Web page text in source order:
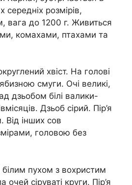
середніх розмірів,
вага до 1200 г. Живиться
комахами, птахами та
хвіст. На голові
смуги. Очі великі,
дзьобом білі валики-
Дзьоб сірий. Пір’я
Від інших сов
головою без
білим пухом з вохристим
очей сіруваті круги. Пір’я